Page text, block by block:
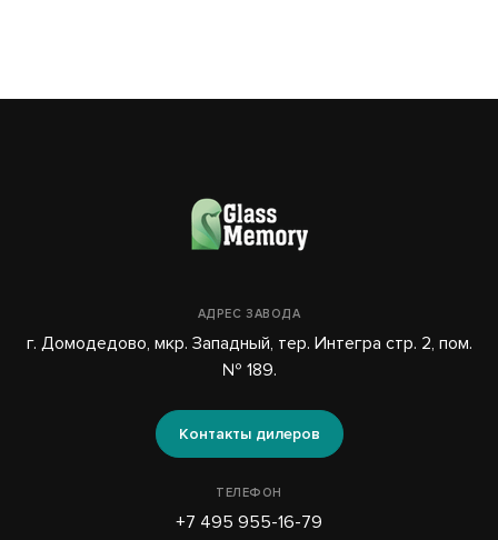
АДРЕС ЗАВОДА
г. Домодедово, мкр. Западный, тер. Интегра стр. 2, пом.
№ 189.
Контакты дилеров
ТЕЛЕФОН
+7 495 955-16-79